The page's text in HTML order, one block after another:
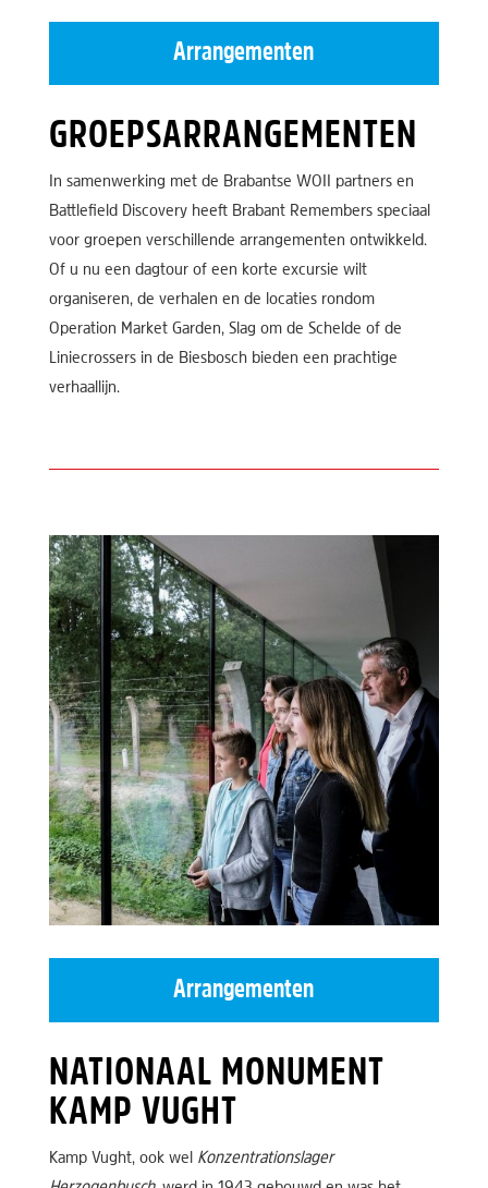
Arrangementen
GROEPSARRANGEMENTEN
In samenwerking met de Brabantse WOII partners en
Battlefield Discovery heeft Brabant Remembers speciaal
voor groepen verschillende arrangementen ontwikkeld.
Of u nu een dagtour of een korte excursie wilt
organiseren, de verhalen en de locaties rondom
Operation Market Garden, Slag om de Schelde of de
Liniecrossers in de Biesbosch bieden een prachtige
verhaallijn.
Arrangementen
NATIONAAL MONUMENT
KAMP VUGHT
Kamp Vught, ook wel Konzentrationslager